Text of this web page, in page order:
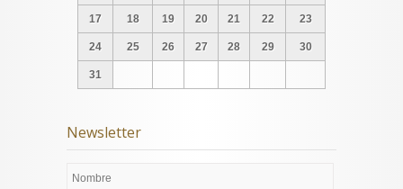
17 18 19 20 21 22 23
24 25 26 27 28 29 30
31
Newsletter